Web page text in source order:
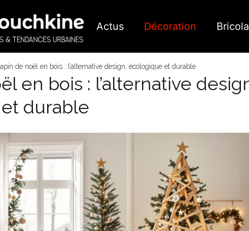
Actus Décoration
de noël en bois : l’alternative design, écologique et durable
en bois : l’alternative
durable